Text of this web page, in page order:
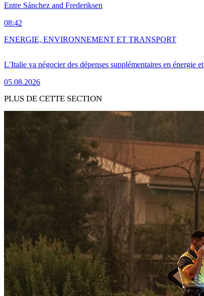
Entre Sánchez and Frederiksen
08:42
L’Italie va négocier des dépenses supplémentaires en énergie
05.08.2026
ENERGIE, ENVIRONNEMENT ET TRANSPORT
PLUS DE CETTE SECTION